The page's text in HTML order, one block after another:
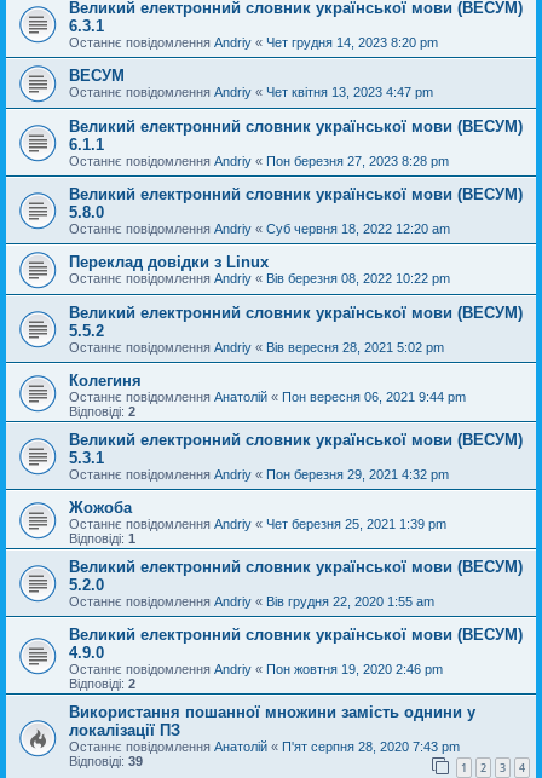
Великий електронний словник української мови (ВЕСУМ)
6.3.1
Останнє повідомлення Andriy « Чет грудня 14, 2023 8:20 pm
ВЕСУМ
Останнє повідомлення Andriy « Чет квітня 13, 2023 4:47 pm
Великий електронний словник української мови (ВЕСУМ)
6.1.1
Останнє повідомлення Andriy « Пон березня 27, 2023 8:28 pm
Великий електронний словник української мови (ВЕСУМ)
5.8.0
Останнє повідомлення Andriy « Суб червня 18, 2022 12:20 am
Переклад довідки з Linux
Останнє повідомлення Andriy « Вів березня 08, 2022 10:22 pm
Великий електронний словник української мови (ВЕСУМ)
5.5.2
Останнє повідомлення Andriy « Вів вересня 28, 2021 5:02 pm
Колегиня
Останнє повідомлення Анатолій « Пон вересня 06, 2021 9:44 pm
Відповіді: 2
Великий електронний словник української мови (ВЕСУМ)
5.3.1
Останнє повідомлення Andriy « Пон березня 29, 2021 4:32 pm
Жожоба
Останнє повідомлення Andriy « Чет березня 25, 2021 1:39 pm
Відповіді: 1
Великий електронний словник української мови (ВЕСУМ)
5.2.0
Останнє повідомлення Andriy « Вів грудня 22, 2020 1:55 am
Великий електронний словник української мови (ВЕСУМ)
4.9.0
Останнє повідомлення Andriy « Пон жовтня 19, 2020 2:46 pm
Відповіді: 2
Використання пошанної множини замість однини у
локалізації ПЗ
Останнє повідомлення Анатолій « П'ят серпня 28, 2020 7:43 pm
Відповіді: 39 1 2 3 4